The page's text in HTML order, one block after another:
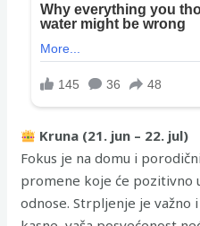
Kruna (21. jun – 22. jul)
Fokus je na domu i
promene koje će pozitivno
odnose. Strpljenje je važno